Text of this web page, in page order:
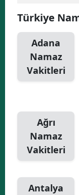
Türkiye
Adana
Namaz
Vakitleri
Ağrı
Namaz
Vakitleri
Antalya